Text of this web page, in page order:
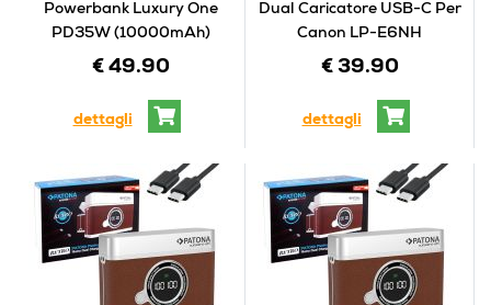
Powerbank Luxury One
PD35W (10000mAh)
€ 49.90
dettagli
Dual Caricatore USB-C Per
Canon LP-E6NH
€ 39.90
dettagli